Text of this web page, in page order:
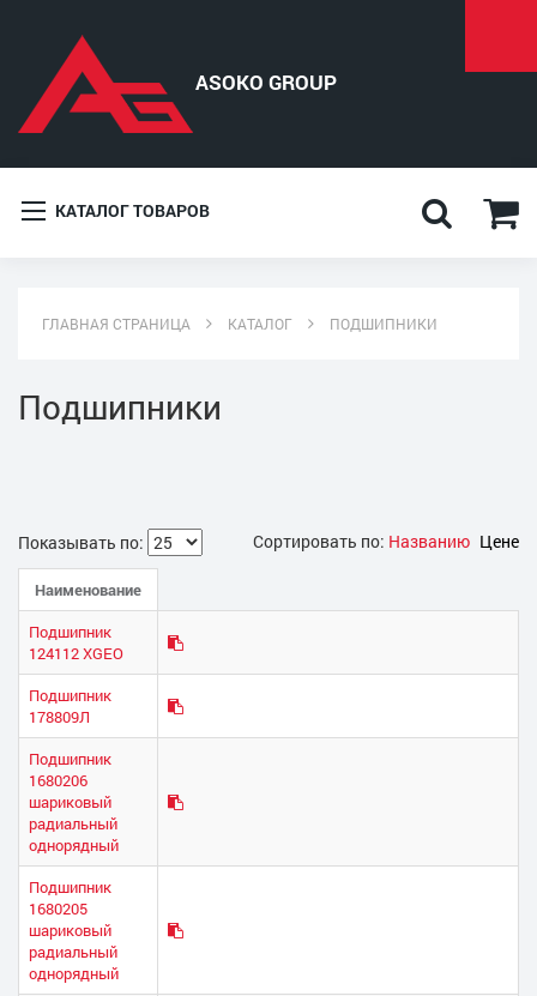
КАТАЛОГ ТОВАРОВ
ГЛАВНАЯ СТРАНИЦА КАТАЛОГ ПОДШИПНИКИ
Подшипники
Показывать по: Сортировать по: Названию Цене
Наименование
Подшипник
124112 ХGEO
Подшипник
178809Л
Подшипник
1680206
шариковый
радиальный
однорядный
Подшипник
1680205
шариковый
радиальный
однорядный